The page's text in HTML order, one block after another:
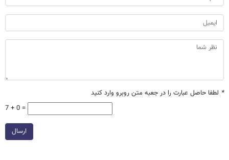
* لطفا حاصل عبارت را در جعبه متن روبرو وارد کنید
7 + 0 =
ارسال